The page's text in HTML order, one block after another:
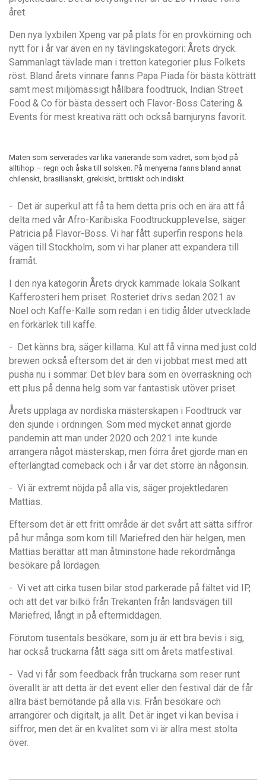
året.
Den nya lyxbilen Xpeng var på plats för en provkörning och
nytt för i år var även en ny tävlingskategori: Årets dryck.
Sammanlagt tävlade man i tretton kategorier plus Folkets
röst. Bland årets vinnare fanns Papa Piada för bästa kötträtt
samt mest miljömässigt hållbara foodtruck, Indian Street
Food & Co för bästa dessert och Flavor-Boss Catering &
Events för mest kreativa rätt och också barnjuryns favorit.
Maten som serverades var lika varierande som vädret, som bjöd på
alltihop – regn och åska till solsken. På menyerna fanns bland annat
chilenskt, brasilianskt, grekiskt, brittiskt och indiskt.
- Det är superkul att få ta hem detta pris och en ära att få
delta med vår Afro-Karibiska Foodtruckupplevelse, säger
Patricia på Flavor-Boss. Vi har fått superfin respons hela
vägen till Stockholm, som vi har planer att expandera till
framåt.
I den nya kategorin Årets dryck kammade lokala Solkant
Kafferosteri hem priset. Rosteriet drivs sedan 2021 av
Noel och Kaffe-Kalle som redan i en tidig ålder utvecklade
en förkärlek till kaffe.
- Det känns bra, säger killarna. Kul att få vinna med just cold
brewen också eftersom det är den vi jobbat mest med att
pusha nu i sommar. Det blev bara som en överraskning och
ett plus på denna helg som var fantastisk utöver priset.
Årets upplaga av nordiska mästerskapen i Foodtruck var
den sjunde i ordningen. Som med mycket annat gjorde
pandemin att man under 2020 och 2021 inte kunde
arrangera något mästerskap, men förra året gjorde man en
efterlängtad comeback och i år var det större än någonsin.
- Vi är extremt nöjda på alla vis, säger projektledaren
Mattias.
Eftersom det är ett fritt område är det svårt att sätta siffror
på hur många som kom till Mariefred den här helgen, men
Mattias berättar att man åtminstone hade rekordmånga
besökare på lördagen.
- Vi vet att cirka tusen bilar stod parkerade på fältet vid IP,
och att det var bilkö från Trekanten från landsvägen till
Mariefred, långt in på eftermiddagen.
Förutom tusentals besökare, som ju är ett bra bevis i sig,
har också truckarna fått säga sitt om årets matfestival.
- Vad vi får som feedback från truckarna som reser runt
överallt är att detta är det event eller den festival där de får
allra bäst bemötande på alla vis. Från besökare och
arrangörer och digitalt, ja allt. Det är inget vi kan bevisa i
siffror, men det är en kvalitet som vi är allra mest stolta
över.